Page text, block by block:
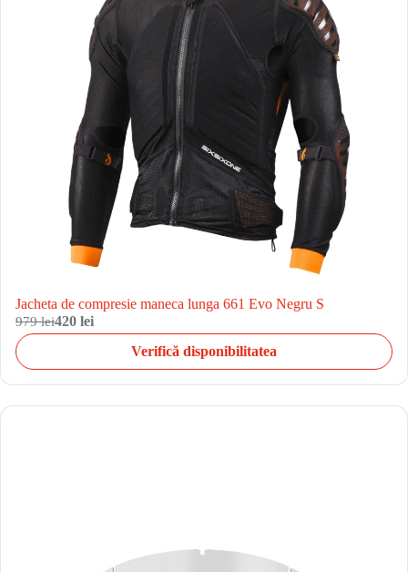
Jacheta de compresie maneca lunga 661 Evo Negru S
979 lei420 lei
Verifică disponibilitatea